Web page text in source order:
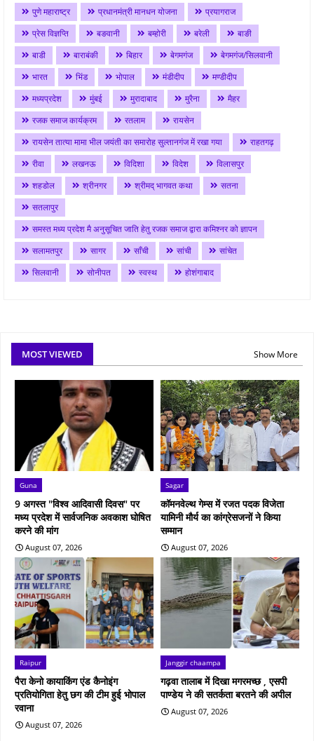
पुणे महाराष्ट्र
प्रधानमंत्री मानधन योजना
प्रयागराज
प्रेस विज्ञप्ति
बङवानी बम्होरी बरेली
बाङी
बाडी
बाराबंकी बिहार बेगमगंज
बेगमगंज/सिलवानी
भारत
भिंड भोपाल मंडीदीप
मण्डीदीप
मध्यप्रदेश
मुंबई मुरादाबाद मुरैना
मैहर
रजक समाज कार्यक्रम
रतलाम
रायसेन
रायसेन तात्या मामा भील जयंती का समारोह सुल्तानगंज में रखा गया
राहतगढ़
रीवा
लखनऊ विदिशा विदेश
विलासपुर
शहडोल
श्रीनगर श्रीमद् भागवत कथा
सतना
सतलापुर
समस्त मध्य प्रदेश मै अनुसूचित जाति हेतु रजक समाज द्वारा कमिश्नर को ज्ञापन
सलामतपुर
सागर साँची सांची
सांचेत
सिलवानी
सोनीपत स्वस्थ होशंगाबाद
MOST VIEWED Show More
Guna
9 अगस्त "विश्व आदिवासी दिवस" पर
मध्य प्रदेश में सार्वजनिक अवकाश घोषित
करने की मांग
August 07, 2026
Sagar
कॉमनवेल्थ गेम्स में रजत पदक विजेता
यामिनी मौर्य का कांग्रेसजनों ने किया
सम्मान
August 07, 2026
Raipur
पैरा केनो कायाकिंग एंड कैनोइंग
प्रतियोगिता हेतु छग की टीम हुई भोपाल
रवाना
August 07, 2026
Janggir chaampa
गढ़वा तालाब में दिखा मगरमच्छ , एसपी
पाण्डेय ने की सतर्कता बरतने की अपील
August 07, 2026